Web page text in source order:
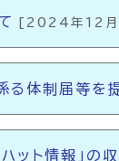
[2024年12月
る体制届等を
ット情報」の